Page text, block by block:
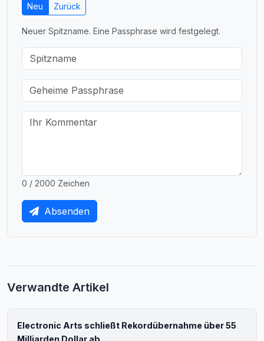
Neu Zurück
Neuer Spitzname. Eine Passphrase wird festgelegt.
0 / 2000 Zeichen
Absenden
Verwandte Artikel
Electronic Arts schließt Rekordübernahme über 55
Milliarden Dollar ab